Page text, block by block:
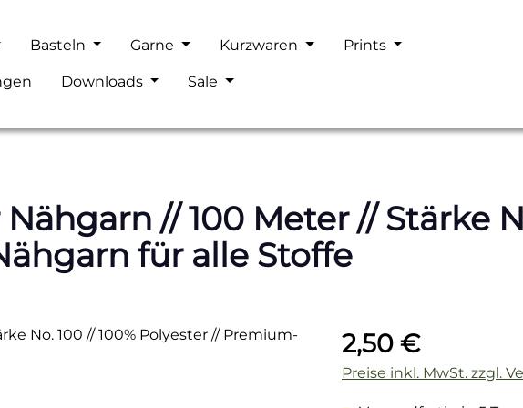
Basteln Garne Kurzwaren Prints
Downloads Sale
// 100 Meter // Stärke
für alle Stoffe
Regulärer Preis:
2,50 €
Preise inkl. MwSt. zzgl.